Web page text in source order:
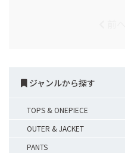
ジャンルから探す
TOPS & ONEPIECE
OUTER & JACKET
PANTS